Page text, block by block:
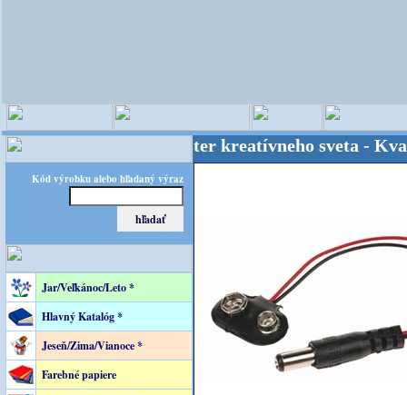
Kód výrobku alebo hľadaný výraz
Jar/Veľkánoc/Leto *
Hlavný Katalóg *
Jeseň/Zima/Vianoce *
Farebné papiere
OPITEC - majster kreatívneho sveta - Kvalita